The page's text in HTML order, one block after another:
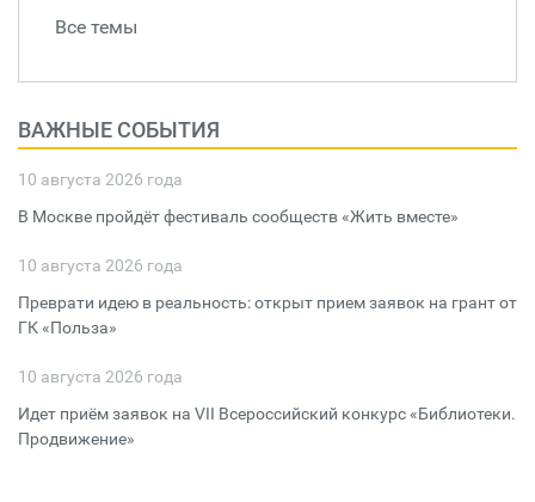
Все темы
ВАЖНЫЕ СОБЫТИЯ
10 августа 2026 года
В Москве пройдёт фестиваль сообществ «Жить вместе»
10 августа 2026 года
Преврати идею в реальность: открыт прием заявок на грант от
ГК «Польза»
10 августа 2026 года
Идет приём заявок на VII Всероссийский конкурс «Библиотеки.
Продвижение»